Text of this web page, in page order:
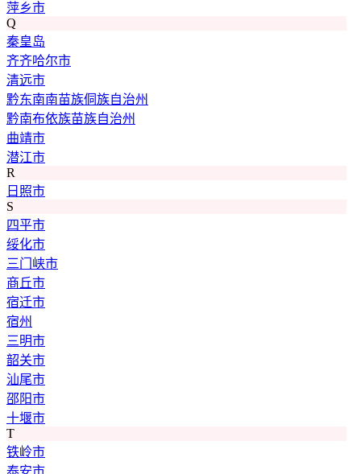
萍乡市
Q
秦皇岛
齐齐哈尔市
清远市
黔东南南苗族侗族自治州
黔南布依族苗族自治州
曲靖市
潜江市
R
日照市
S
四平市
绥化市
三门峡市
商丘市
宿迁市
宿州
三明市
韶关市
汕尾市
邵阳市
十堰市
T
铁岭市